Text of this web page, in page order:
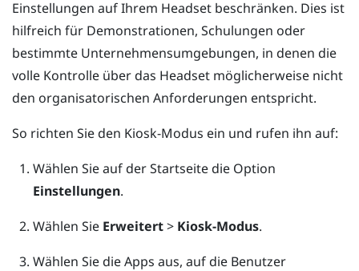
Einstellungen auf Ihrem Headset beschränken. Dies ist
hilfreich für Demonstrationen, Schulungen oder
bestimmte Unternehmensumgebungen, in denen die
volle Kontrolle über das Headset möglicherweise nicht
den organisatorischen Anforderungen entspricht.
So richten Sie den Kiosk-Modus ein und rufen ihn auf:
Wählen Sie auf derStartseitedie Option
Einstellungen.
Wählen Sie Erweitert> Kiosk-Modus.
Wählen Sie die Apps aus, auf die Benutzer